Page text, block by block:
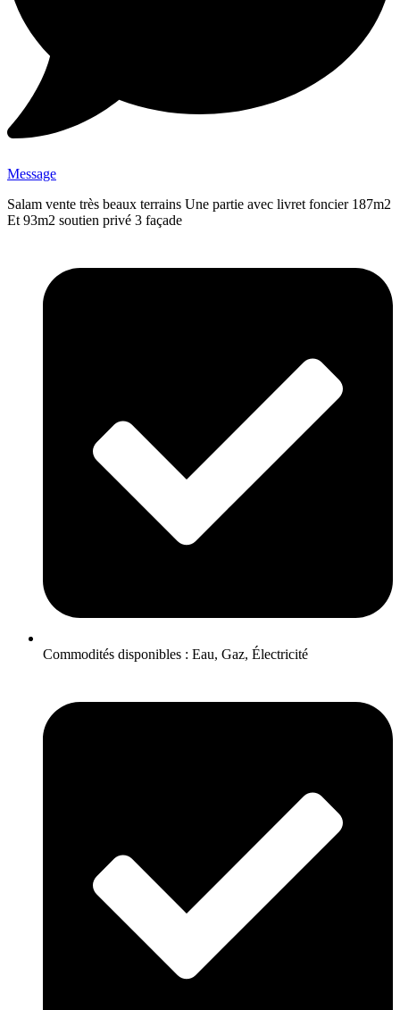
Message
Salam vente très beaux terrains Une partie avec livret foncier 187m2
Et 93m2 soutien privé 3 façade
Commodités disponibles : Eau, Gaz, Électricité